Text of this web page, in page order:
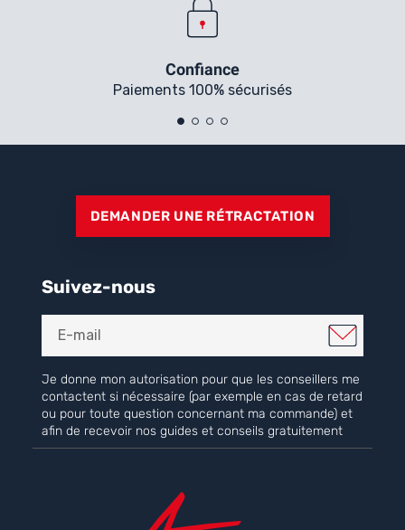
Confiance
Paiements 100% sécurisés
DEMANDER UNE RÉTRACTATION
Suivez-nous
Je donne mon autorisation pour que les conseillers me
contactent si nécessaire (par exemple en cas de retard
ou pour toute question concernant ma commande) et
afin de recevoir nos guides et conseils gratuitement